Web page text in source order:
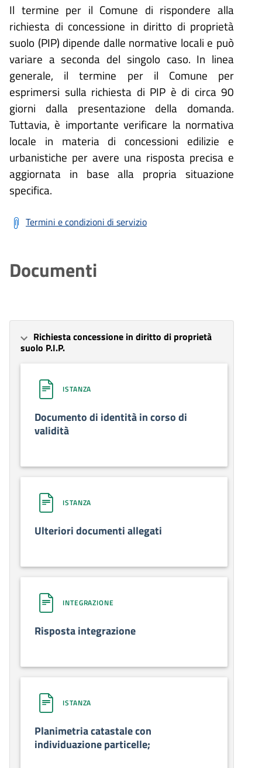
Il termine per il Comune di rispondere alla
richiesta di concessione in diritto di proprietà
suolo (PIP) dipende dalle normative locali e può
variare a seconda del singolo caso. In linea
generale, il termine per il Comune per
esprimersi sulla richiesta di PIP è di circa 90
giorni dalla presentazione della domanda.
Tuttavia, è importante verificare la normativa
locale in materia di concessioni edilizie e
urbanistiche per avere una risposta precisa e
aggiornata in base alla propria situazione
specifica.
Termini e condizioni di servizio
Documenti
Richiesta concessione in diritto di proprietà
suolo P.I.P.
ISTANZA
Documento di identità in corso di
validità
ISTANZA
Ulteriori documenti allegati
INTEGRAZIONE
Risposta integrazione
ISTANZA
Planimetria catastale con
individuazione particelle;